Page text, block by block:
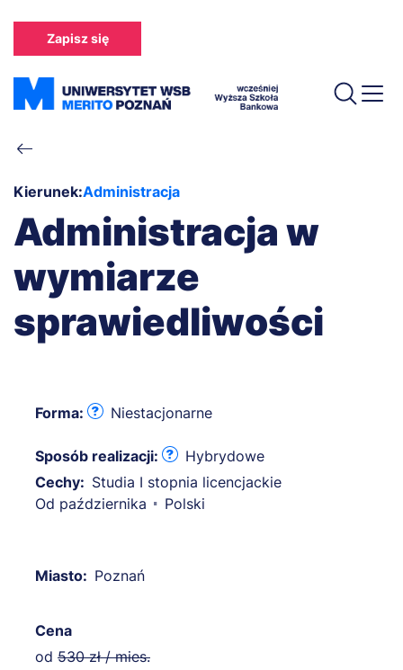
treści
Zapisz się
Ścieżka
nawigacyjna
Kierunek:Administracja
Administracja w
wymiarze
sprawiedliwości
Forma: Niestacjonarne
Sposób realizacji:
Hybrydowe
Cechy: Studia I stopnia licencjackie
Od października
Polski
Miasto: Poznań
Cena
od 530 zł / mies.